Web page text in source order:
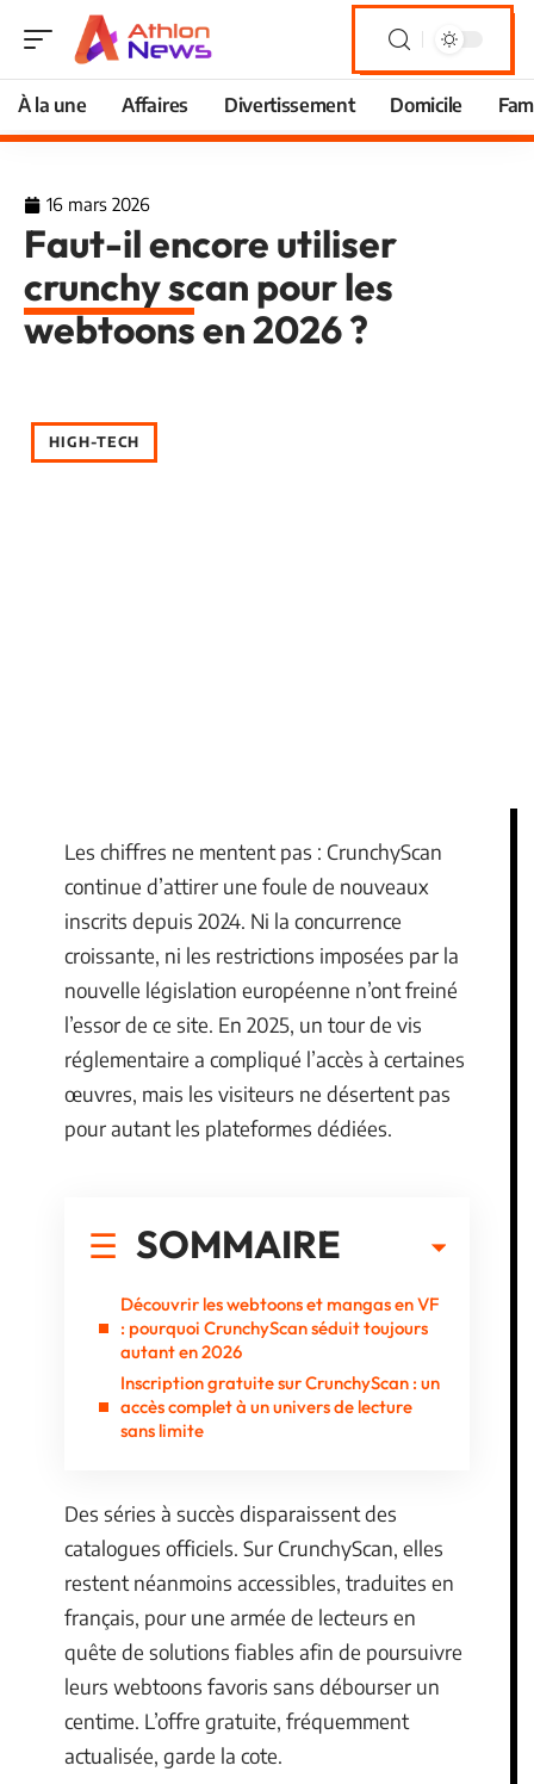
À la une Affaires Divertissement Domicile
16 mars 2026
Faut-il encore utiliser
crunchy scan pour les
webtoons en 2026 ?
HIGH-TECH
Les chiffres ne mentent pas : CrunchyScan
continue d’attirer une foule de nouveaux
inscrits depuis 2024. Ni la concurrence
croissante, ni les restrictions imposées par la
nouvelle législation européenne n’ont freiné
l’essor de ce site. En 2025, un tour de vis
réglementaire a compliqué l’accès à certaines
œuvres, mais les visiteurs ne désertent pas
pour autant les plateformes dédiées.
SOMMAIRE
Découvrir les webtoons et mangas en VF
: pourquoi CrunchyScan séduit toujours
autant en 2026
Inscription gratuite sur CrunchyScan : un
accès complet à un univers de lecture
sans limite
Des séries à succès disparaissent des
catalogues officiels. Sur CrunchyScan, elles
restent néanmoins accessibles, traduites en
français, pour une armée de lecteurs en
quête de solutions fiables afin de poursuivre
leurs webtoons favoris sans débourser un
centime. L’offre gratuite, fréquemment
actualisée, garde la cote.